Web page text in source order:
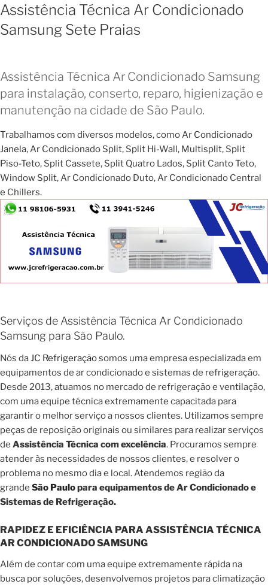
Assistência Técnica Ar Condicionado
Samsung Sete Praias
Assistência Técnica Ar Condicionado Samsung
para instalação, conserto, reparo, higienização e
manutenção na cidade de São Paulo.
Trabalhamos com diversos modelos, como Ar Condicionado
Janela, Ar Condicionado Split, Split Hi-Wall, Multisplit, Split
Piso-Teto, Split Cassete, Split Quatro Lados, Split Canto Teto,
Window Split, Ar Condicionado Duto, Ar Condicionado Central
e Chillers.
Serviços de Assistência Técnica Ar Condicionado
Samsung para São Paulo.
Nós daJC Refrigeraçãosomos uma empresa especializada em
equipamentos de ar condicionado e sistemas de refrigeração.
Desde 2013, atuamos no mercado de refrigeração e ventilação,
com uma equipe técnica extremamente capacitada para
garantir o melhor serviço a nossos clientes. Utilizamos sempre
peças de reposição originais ou similares para realizar serviços
de Assistência Técnica com excelência. Procuramos sempre
atender às necessidades de nossos clientes, e resolver o
problema no mesmo dia e local. Atendemos região da
grande São Paulopara equipamentos de Ar Condicionado e
Sistemas de Refrigeração.
RAPIDEZ E EFICIÊNCIA PARA ASSISTÊNCIA TÉCNICA
AR CONDICIONADO SAMSUNG
Além de contar com uma equipe extremamente rápida na
busca por soluções, desenvolvemos projetos para climatização